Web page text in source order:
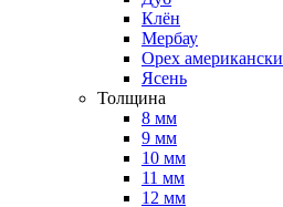
Клён
Мербау
Орех
Ясень
Толщина
8 мм
9 мм
10 мм
11 мм
12 мм